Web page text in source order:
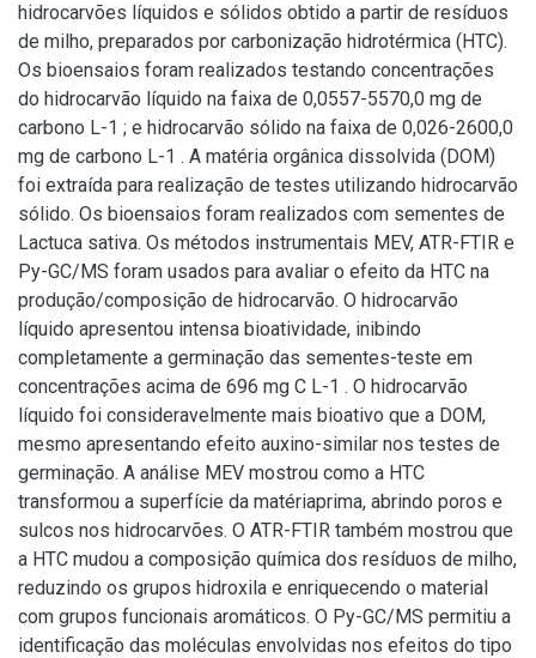
hidrocarvões líquidos e sólidos obtido a partir de resíduos
de milho, preparados por carbonização hidrotérmica (HTC).
Os bioensaios foram realizados testando concentrações
do hidrocarvão líquido na faixa de 0,0557-5570,0 mg de
carbono L-1 ; e hidrocarvão sólido na faixa de 0,026-2600,0
mg de carbono L-1 . A matéria orgânica dissolvida (DOM)
foi extraída para realização de testes utilizando hidrocarvão
sólido. Os bioensaios foram realizados com sementes de
Lactuca sativa. Os métodos instrumentais MEV, ATR-FTIR e
Py-GC/MS foram usados para avaliar o efeito da HTC na
produção/composição de hidrocarvão. O hidrocarvão
líquido apresentou intensa bioatividade, inibindo
completamente a germinação das sementes-teste em
concentrações acima de 696 mg C L-1 . O hidrocarvão
líquido foi consideravelmente mais bioativo que a DOM,
mesmo apresentando efeito auxino-similar nos testes de
germinação. A análise MEV mostrou como a HTC
transformou a superfície da matériaprima, abrindo poros e
sulcos nos hidrocarvões. O ATR-FTIR também mostrou que
a HTC mudou a composição química dos resíduos de milho,
reduzindo os grupos hidroxila e enriquecendo o material
com grupos funcionais aromáticos. O Py-GC/MS permitiu a
identificação das moléculas envolvidas nos efeitos do tipo